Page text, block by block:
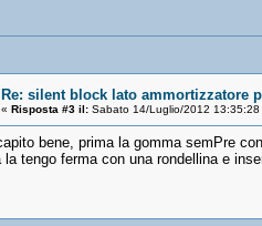
Re: silent block lato ammortizzatore
« Risposta #3 il: Sabato 14/Luglio/2012 13:35:28
bene, prima la gomma semPre
la tengo ferma con una rondellina e